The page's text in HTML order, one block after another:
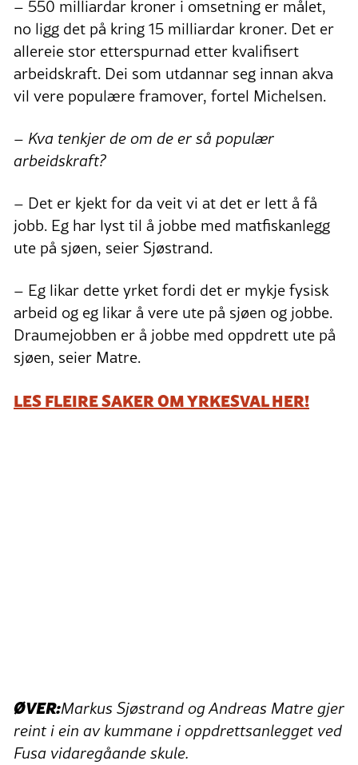
– 550 milliardar kroner i omsetning er målet,
no ligg det på kring 15 milliardar kroner. Det er
allereie stor etterspurnad etter kvalifisert
arbeidskraft. Dei som utdannar seg innan akva
vil vere populære framover, fortel Michelsen.
– Kva tenkjer de om de er så populær
arbeidskraft?
– Det er kjekt for da veit vi at det er lett å få
jobb. Eg har lyst til å jobbe med matfiskanlegg
ute på sjøen, seier Sjøstrand.
– Eg likar dette yrket fordi det er mykje fysisk
arbeid og eg likar å vere ute på sjøen og jobbe.
Draumejobben er å jobbe med oppdrett ute på
sjøen, seier Matre.
LES FLEIRE SAKER OM YRKESVAL HER!
ØVER:Markus Sjøstrand og Andreas Matre gjer
reint i ein av kummane i oppdrettsanlegget ved
Fusa vidaregåande skule.